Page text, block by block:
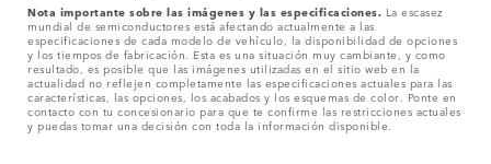
Nota importante sobre las imágenes y las especificaciones. La escasez
mundial de semiconductores está afectando actualmente a las
especificaciones de cada modelo de vehículo, la disponibilidad de opciones
y los tiempos de fabricación. Esta es una situación muy cambiante, y como
resultado, es posible que las imágenes utilizadas en el sitio web en la
actualidad no reflejen completamente las especificaciones actuales para las
características, las opciones, los acabados y los esquemas de color. Ponte en
contacto con tu concesionario para que te confirme las restricciones actuales
y puedas tomar una decisión con toda la información disponible.